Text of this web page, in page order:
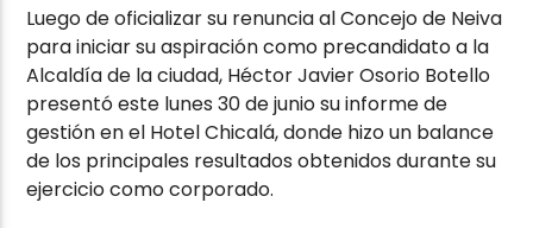
Luego de oficializar su renuncia al Concejo de Neiva
para iniciar su aspiración como precandidato a la
Alcaldía de la ciudad, Héctor Javier Osorio Botello
presentó este lunes 30 de junio su informe de
gestión en el Hotel Chicalá, donde hizo un balance
de los principales resultados obtenidos durante su
ejercicio como corporado.